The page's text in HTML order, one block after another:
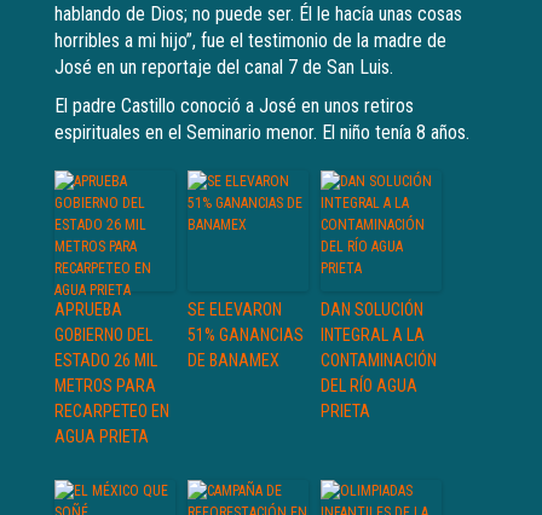
hablando de Dios; no puede ser. Él le hacía unas cosas
horribles a mi hijo”, fue el testimonio de la madre de
José en un reportaje del canal 7 de San Luis.
El padre Castillo conoció a José en unos retiros
espirituales en el Seminario menor. El niño tenía 8 años.
APRUEBA
GOBIERNO DEL
ESTADO 26 MIL
METROS PARA
RECARPETEO EN
AGUA PRIETA
SE ELEVARON
51% GANANCIAS
DE BANAMEX
DAN SOLUCIÓN
INTEGRAL A LA
CONTAMINACIÓN
DEL RÍO AGUA
PRIETA